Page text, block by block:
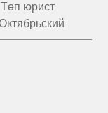
Төп юрист
Октябрьский